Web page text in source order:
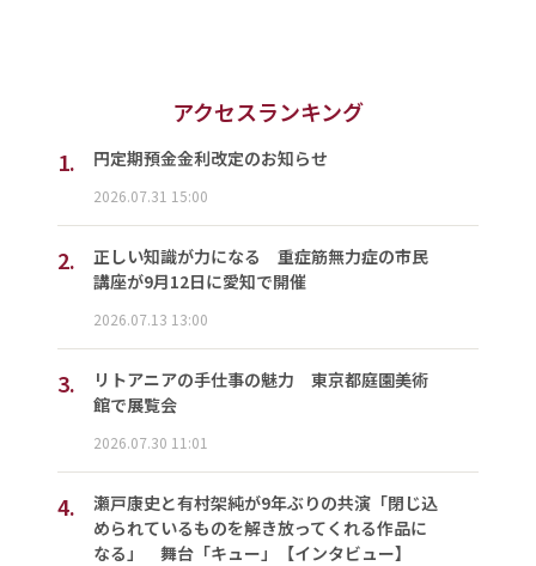
アクセスランキング
1.
円定期預金金利改定のお知らせ
2026.07.31 15:00
2.
正しい知識が力になる 重症筋無力症の市民
講座が9月12日に愛知で開催
2026.07.13 13:00
3.
リトアニアの手仕事の魅力 東京都庭園美術
館で展覧会
2026.07.30 11:01
4.
瀬戸康史と有村架純が9年ぶりの共演「閉じ込
められているものを解き放ってくれる作品に
なる」 舞台「キュー」【インタビュー】